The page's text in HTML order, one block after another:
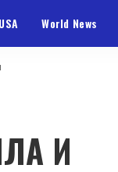
USA World News
И